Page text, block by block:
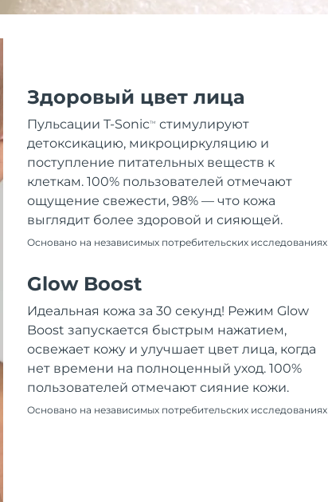
Здоровый цвет лица
Пульсации T-SonicTM
стимулируют
детоксикацию, микроциркуляцию и
поступление питательных веществ к
клеткам. 100% пользователей отмечают
ощущение свежести, 98% — что кожа
выглядит более здоровой и сияющей.
Основано на независимых потребительских исследованиях
Glow Boost
Идеальная кожа за 30 секунд! Режим Glow
Boost запускается быстрым нажатием,
освежает кожу и улучшает цвет лица, когда
нет времени на полноценный уход. 100%
пользователей отмечают сияние кожи.
Основано на независимых потребительских исследованиях